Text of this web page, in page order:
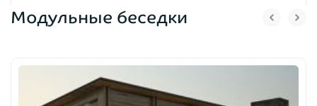
ОФОРМИТЬ ЗАКАЗ
Модульные беседки